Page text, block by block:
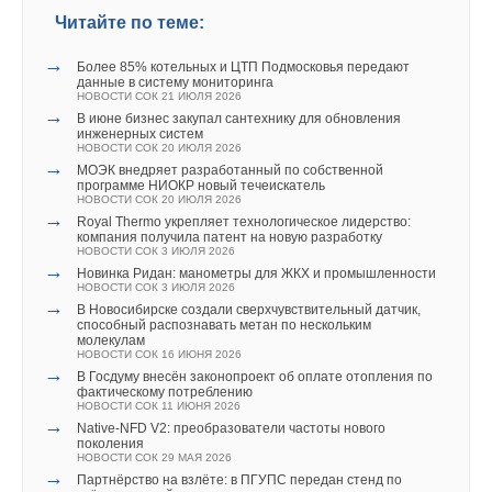
Читайте по теме:
→
Более 85% котельных и ЦТП Подмосковья передают
данные в систему мониторинга
НОВОСТИ СОК 21 ИЮЛЯ 2026
→
В июне бизнес закупал сантехнику для обновления
инженерных систем
НОВОСТИ СОК 20 ИЮЛЯ 2026
→
МОЭК внедряет разработанный по собственной
программе НИОКР новый течеискатель
НОВОСТИ СОК 20 ИЮЛЯ 2026
→
Royal Thermo укрепляет технологическое лидерство:
компания получила патент на новую разработку
НОВОСТИ СОК 3 ИЮЛЯ 2026
→ Новинка Ридан: манометры для ЖКХ и промышленности
НОВОСТИ СОК 3 ИЮЛЯ 2026
→
В Новосибирске создали сверхчувствительный датчик,
способный распознавать метан по нескольким
молекулам
НОВОСТИ СОК 16 ИЮНЯ 2026
→
В Госдуму внесён законопроект об оплате отопления по
фактическому потреблению
НОВОСТИ СОК 11 ИЮНЯ 2026
→
Native‑NFD V2: преобразователи частоты нового
поколения
НОВОСТИ СОК 29 МАЯ 2026
→
Партнёрство на взлёте: в ПГУПС передан стенд по
Уведомления отключены
Комментарии
В этой теме еще нет комментариев
Добавить комментарий
Ваше имя *
Ваш E-mail *
Василием Викторовичем Шпаком на завод «Красное
Минпромторга России, Минцифры России и Министерства
промышленности Нижегородской области. Участникам
продемонстрировали единую систему управления
судостроительным производством, разрабатываемую ГК
«СиСофт» в рамках стратегического сотрудничества с АО
Теме практических барьеров цифровой трансформации
была посвящена совместная партнерская сессия «СиСофт
Девелопмент» и «Нанософт» в рамках трека #ЦИПР.
Цифровой суверенитет. Участники обсуждали реальные
кейсы перехода проектных организаций на отечественные
ТИМ -и САПР-решения. Эксперты сошлись во мнении, что
основные сложности сегодня связаны уже не с
функциональностью российского ПО, а с организационными
изменениями внутри компаний: перестройкой процессов,
обучением специалистов и преодолением инерции
Интервью с Сергеем Васильевым — директором по работе с
ключевыми клиентами компании ELSEN